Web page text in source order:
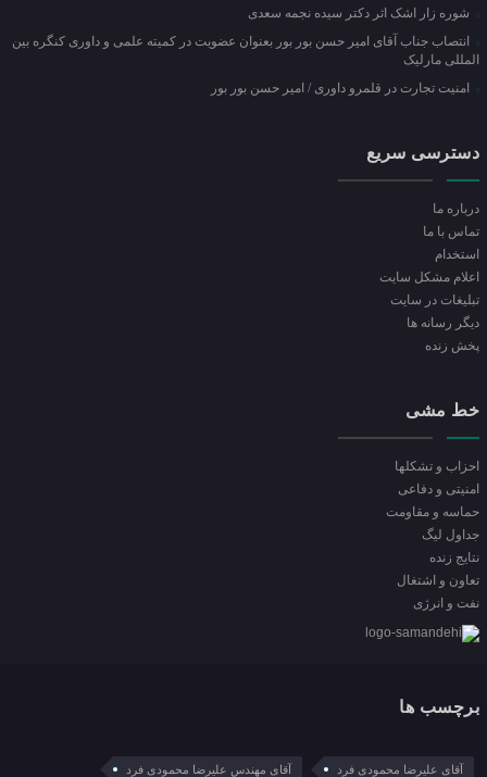
شوره زار اشک اثر دکتر سیده نجمه سعدی
انتصاب جناب آقای امیر حسن بور بور بعنوان عضویت در کمیته علمی و داوری کنگره بین
المللی مارلیک
امنیت تجارت در قلمرو داوری / امیر حسن بور بور
دسترسی سریع
درباره ما
تماس با ما
استخدام
اعلام مشکل سایت
تبلیغات در سایت
ديگر رسانه ها
پخش زنده
خط مشی
احزاب و تشکلها
امنیتی و دفاعی
حماسه و مقاومت
جداول لیگ
نتایج زنده
تعاون و اشتغال
نفت و انرژی
برچسب ها
آقای علیرضا محمودی فرد آقای مهندس علیرضا محمودی فرد